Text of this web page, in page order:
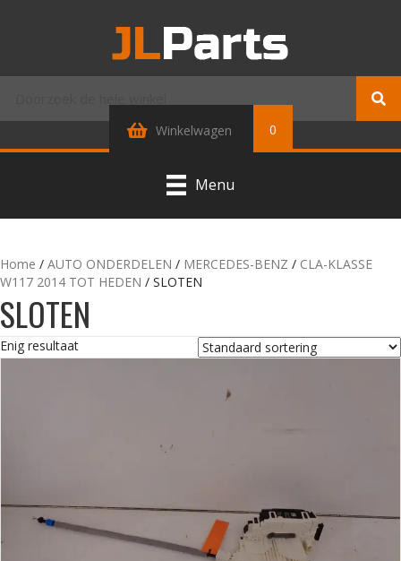
Winkelwagen 0
Menu
Home / AUTO ONDERDELEN / MERCEDES-BENZ / CLA-KLASSE
W117 2014 TOT HEDEN / SLOTEN
SLOTEN
Enig resultaat